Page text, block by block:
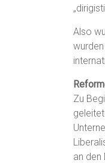
Also
Zu
an den